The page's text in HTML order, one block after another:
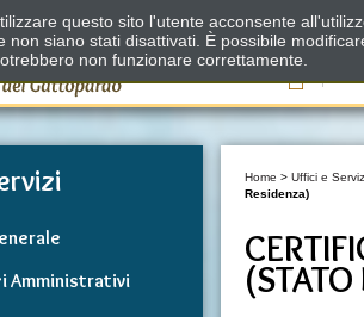
Il
Amministrativi
Home >Uffici e
Residenza)
questo sito l'utente acconsente
non siano stati disattivati. È possibile
non funzionare correttamente.